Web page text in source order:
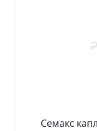
Семакс